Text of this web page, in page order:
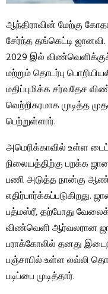
ஆந்திராவின் மேற்கு
சேர்ந்த தங்கெட்டி
2029 இல்
மற்றும் தொடர்பு
மதிப்புமிக்க சர்வதேச
வெற்றிகரமாக முடித்த
பெற்றுள்ளார்.
அமெரிக்காவில் உள்ள
நிலையத்திற்கு பறக்க
பணி அடுத்த நான்கு
எதிர்பார்க்கப்படுகிறது.
பத்மஸ்ரீ, தற்போது
விண்வெளி ஆர்வலரான
பராக்கோலில் தனது
பஞ்சாபில் உள்ள லவ்லி
படிப்பை முடித்தார்.